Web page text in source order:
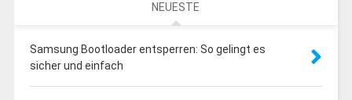
NEUESTE
Samsung Bootloader entsperren: So gelingt es
sicher und einfach